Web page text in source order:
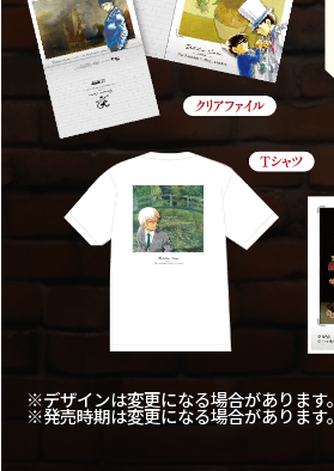
※デザインは変更になる場合があります。
※発売時期は変更になる場合があります。